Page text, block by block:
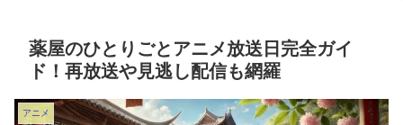
薬屋のひとりごとアニメ放送日完全ガイ
ド！再放送や見逃し配信も網羅
アニメ